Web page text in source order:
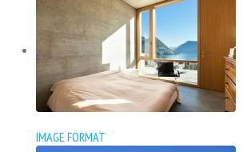
IMAGE FORMAT